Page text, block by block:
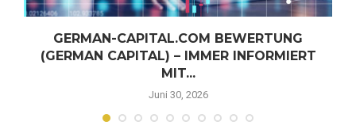
GERMAN-CAPITAL.COM BEWERTUNG
(GERMAN CAPITAL) – IMMER INFORMIERT
MIT...
Juni 30, 2026